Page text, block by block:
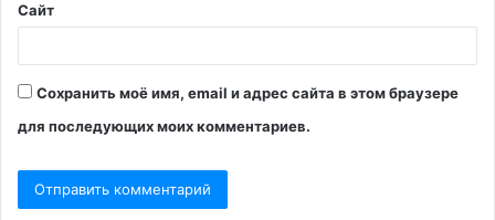
Сайт
Сохранить моё имя, email и адрес сайта в этом браузере
для последующих моих комментариев.